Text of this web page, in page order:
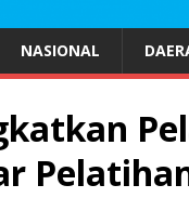
NASIONAL